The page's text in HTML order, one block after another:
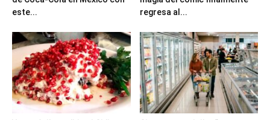
este...
regresa al...